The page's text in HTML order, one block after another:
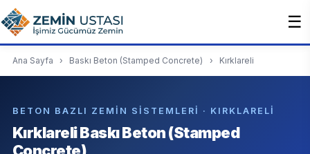
☰
Ana Sayfa › Baskı Beton (Stamped Concrete) › Kırklareli
BETON BAZLI ZEMIN SISTEMLERI · KIRKLARELI
Kırklareli Baskı Beton (Stamped